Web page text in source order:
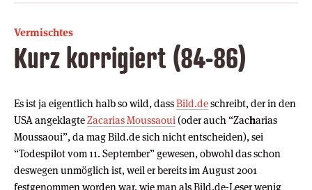
Vermischtes
Kurz korrigiert (84-86)
Es ist ja eigentlich halb so wild, dassBild.deschreibt, der in den
USA angeklagteZacarias Moussaoui (oder auch “Zacharias
Moussaoui”, da mag Bild.de sich nicht entscheiden), sei
“Todespilot vom 11. September” gewesen, obwohl das schon
deswegen unmöglich ist, weil er bereits im August 2001
festgenommen worden war, wie man als Bild.de-Leser wenig